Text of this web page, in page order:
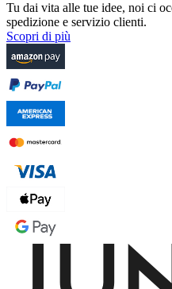
Tu dai vita alle tue idee, noi ci
spedizione e servizio clienti.
Scopri di più